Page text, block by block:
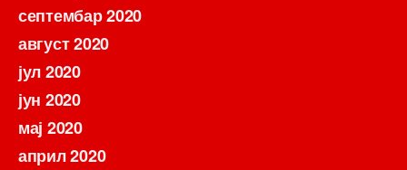
септембар 2020
август 2020
јул 2020
јун 2020
мај 2020
април 2020